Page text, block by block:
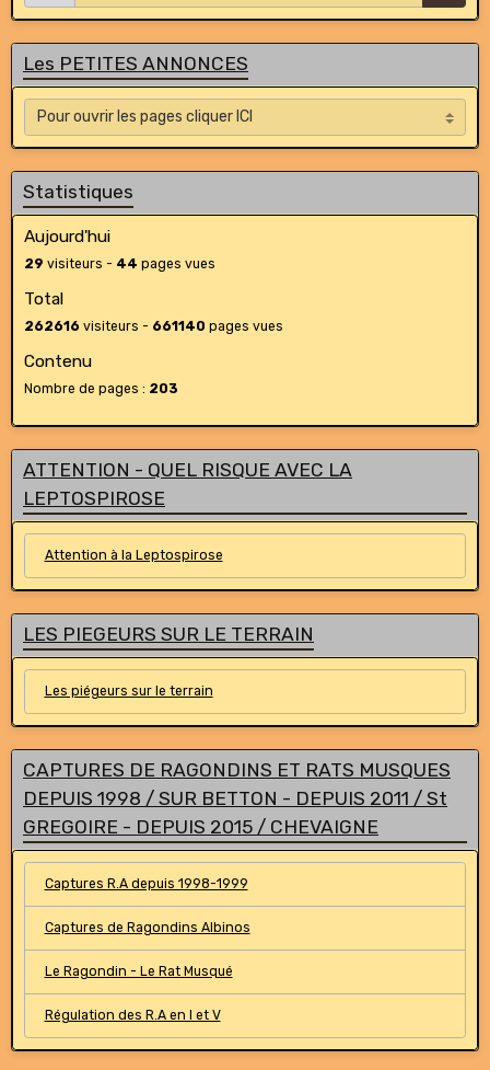
Les PETITES ANNONCES
Statistiques
Aujourd'hui
29 visiteurs - 44 pages vues
Total
262616 visiteurs - 661140 pages vues
Contenu
Nombre de pages : 203
ATTENTION - QUEL RISQUE AVEC LA
LEPTOSPIROSE
Attention à la Leptospirose
LES PIEGEURS SUR LE TERRAIN
Les piégeurs sur le terrain
CAPTURES DE RAGONDINS ET RATS MUSQUES
DEPUIS 1998 / SUR BETTON - DEPUIS 2011 / St
GREGOIRE - DEPUIS 2015 / CHEVAIGNE
Captures R.A depuis 1998-1999
Captures de Ragondins Albinos
Le Ragondin - Le Rat Musqué
Régulation des R.A en I et V